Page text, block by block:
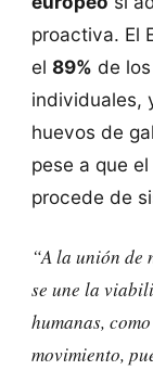
proactiva. El
el 89% de
individuales,
huevos de
pese a que el
procede de
“A la unión de
se une la
humanas,
movimiento,